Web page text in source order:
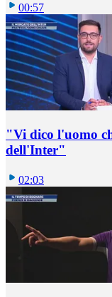
00:57
"Vi dico l'uomo
dell'Inter"
02:03